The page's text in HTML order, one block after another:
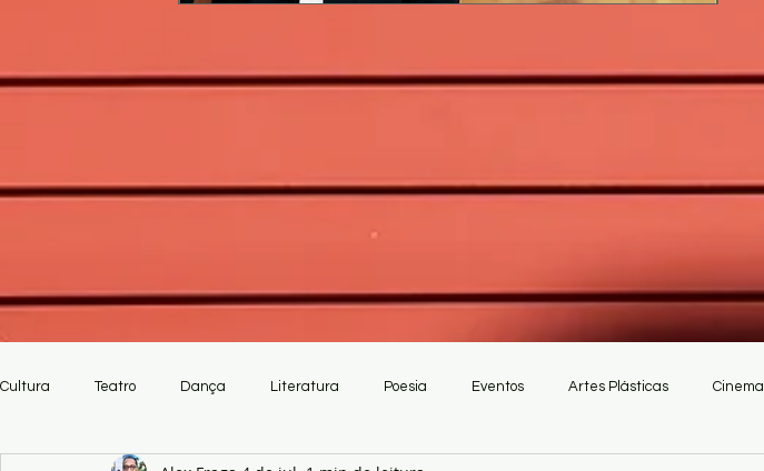
Cultura Teatro Dança Literatura Poesia Eventos Artes Plásticas Cinema